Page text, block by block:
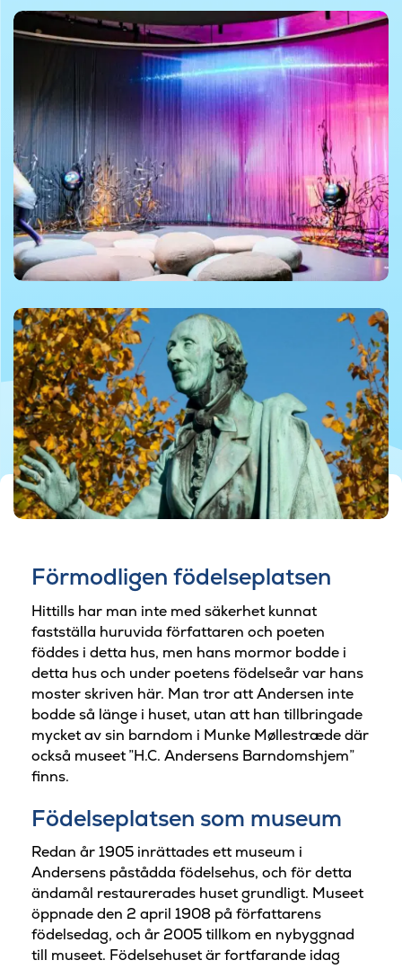
©Lærke Beck Johansen
Förmodligen födelseplatsen
Hittills har man inte med säkerhet kunnat
fastställa huruvida författaren och poeten
föddes i detta hus, men hans mormor bodde i
detta hus och under poetens födelseår var hans
moster skriven här. Man tror att Andersen inte
bodde så länge i huset, utan att han tillbringade
mycket av sin barndom i Munke Møllestræde där
också museet ”H.C. Andersens Barndomshjem”
finns.
Födelseplatsen som museum
Redan år 1905 inrättades ett museum i
Andersens påstådda födelsehus, och för detta
ändamål restaurerades huset grundligt. Museet
öppnade den 2 april 1908 på författarens
födelsedag, och år 2005 tillkom en nybyggnad
till museet. Födelsehuset är fortfarande idag